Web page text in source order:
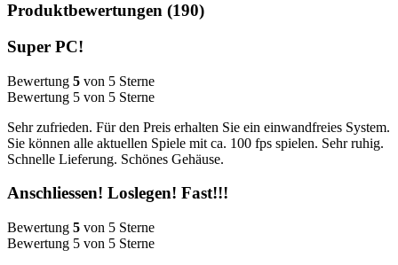
Produktbewertungen (190)
Super PC!
Bewertung 5 von 5 Sterne
Bewertung 5 von 5 Sterne
Sehr zufrieden. Für den Preis erhalten Sie ein einwandfreies System.
Sie können alle aktuellen Spiele mit ca. 100 fps spielen. Sehr ruhig.
Schnelle Lieferung. Schönes Gehäuse.
Anschliessen! Loslegen! Fast!!!
Bewertung 5 von 5 Sterne
Bewertung 5 von 5 Sterne